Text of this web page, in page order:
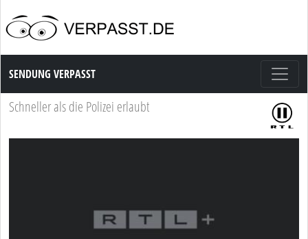
Sendung Verpasst
SENDUNG VERPASST
Schneller als die Polizei erlaubt